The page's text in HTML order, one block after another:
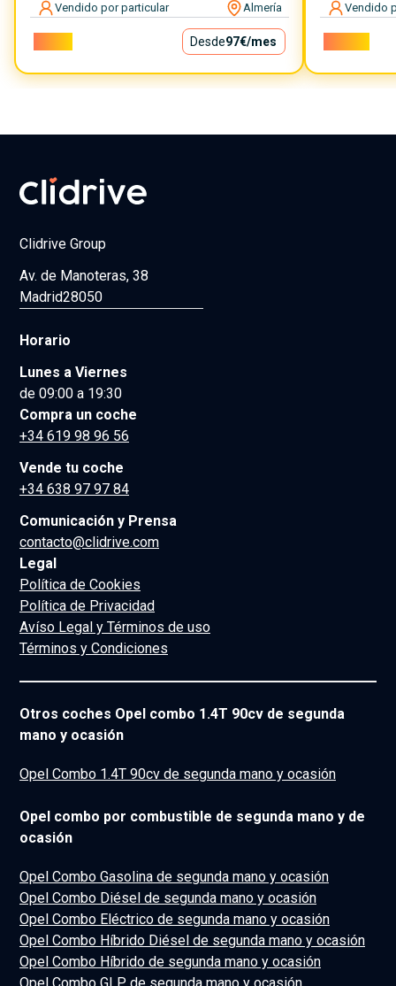
Vendido por particular Almería
Desde97€/mes
Vendido
Clidrive Group
Av. de Manoteras, 38
Madrid28050
Horario
Lunes a Viernes
de 09:00 a 19:30
Compra un coche
+34 619 98 96 56
Vende tu coche
+34 638 97 97 84
Comunicación y Prensa
contacto@clidrive.com
Legal
Política de Cookies
Política de Privacidad
Avíso Legal y Términos de uso
Términos y Condiciones
Otros coches Opel combo 1.4T 90cv de segunda
mano y ocasión
Opel Combo 1.4T 90cv de segunda mano y ocasión
Opel combo por combustible de segunda mano y de
ocasión
Opel Combo Gasolina de segunda mano y ocasión
Opel Combo Diésel de segunda mano y ocasión
Opel Combo Eléctrico de segunda mano y ocasión
Opel Combo Híbrido Diésel de segunda mano y ocasión
Opel Combo Híbrido de segunda mano y ocasión